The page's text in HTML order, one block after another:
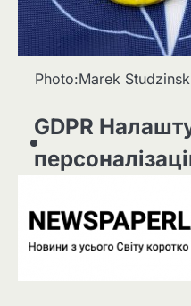
Photo:Marek
GDPR